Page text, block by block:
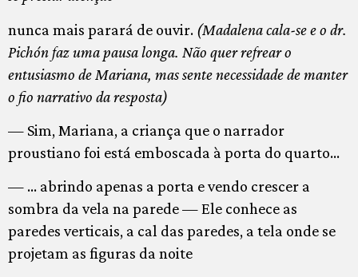
nunca mais parará de ouvir. (Madalena cala-se e o dr.
Pichón faz uma pausa longa. Não quer refrear o
entusiasmo de Mariana, mas sente necessidade de manter
o fio narrativo da resposta)
— Sim, Mariana, a criança que o narrador
proustiano foi está emboscada à porta do quarto…
— … abrindo apenas a porta e vendo crescer a
sombra da vela na parede — Ele conhece as
paredes verticais, a cal das paredes, a tela onde se
projetam as figuras da noite